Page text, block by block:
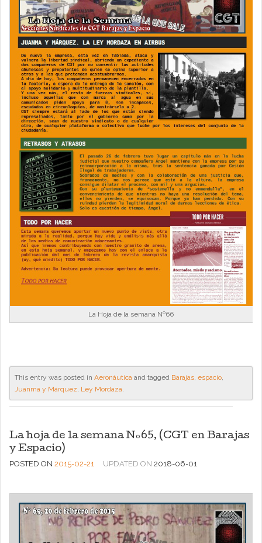
La Hoja de la semana Nº66
This entry was posted in Aeronáutica and tagged Barajas, espacio,
Juanma y Márquez, Ley Mordaza.
La hoja de la semana Nº65, (CGT en Barajas
y Espacio)
POSTED ON 2015-02-21 UPDATED ON 2018-06-01